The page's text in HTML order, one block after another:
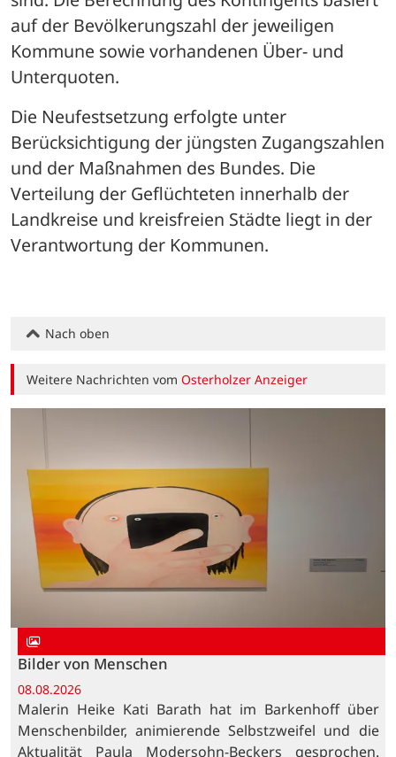
auf der Bevölkerungszahl der jeweiligen
Kommune sowie vorhandenen Über- und
Unterquoten.
Die Neufestsetzung erfolgte unter
Berücksichtigung der jüngsten Zugangszahlen
und der Maßnahmen des Bundes. Die
Verteilung der Geflüchteten innerhalb der
Landkreise und kreisfreien Städte liegt in der
Verantwortung der Kommunen.
Nach oben
Weitere Nachrichten vomOsterholzer Anzeiger
Bilder von Menschen
08.08.2026
Malerin Heike Kati Barath hat im Barkenhoff über
Menschenbilder, animierende Selbstzweifel und die
Aktualität Paula Modersohn-Beckers gesprochen.